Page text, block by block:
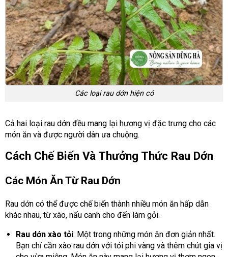
Các loại rau dớn hiện có
Cả hai loại rau dớn đều mang lại hương vị đặc trưng cho các
món ăn và được người dân ưa chuộng.
Cách Chế Biến Và Thưởng Thức Rau Dớn
Các Món Ăn Từ Rau Dớn
Rau dớn có thể được chế biến thành nhiều món ăn hấp dẫn
khác nhau, từ xào, nấu canh cho đến làm gỏi.
Rau dớn xào tỏi: Một trong những món ăn đơn giản nhất.
Bạn chỉ cần xào rau dớn với tỏi phi vàng và thêm chút gia vị